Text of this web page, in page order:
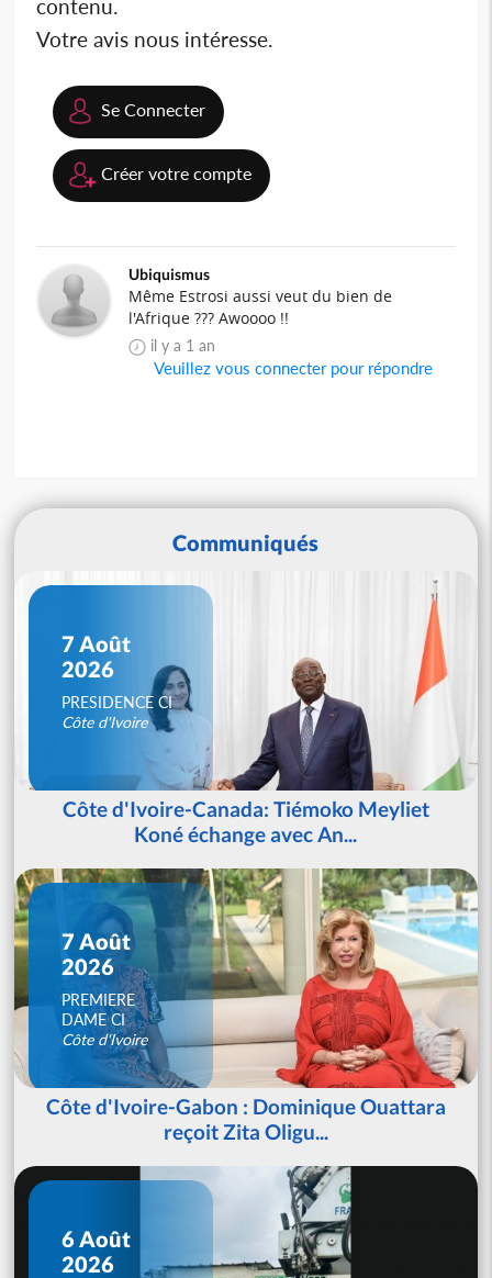
contenu.
Votre avis nous intéresse.
Se Connecter
Créer votre compte
Ubiquismus
Même Estrosi aussi veut du bien de
l'Afrique ??? Awoooo !!
il y a 1 an
Veuillez vous connecter pour répondre
Communiqués
7 Août
2026
PRESIDENCE CI
Côte d'Ivoire
Côte d'Ivoire-Canada: Tiémoko Meyliet
Koné échange avec An...
7 Août
2026
PREMIERE
DAME CI
Côte d'Ivoire
Côte d'Ivoire-Gabon : Dominique Ouattara
reçoit Zita Oligu...
6 Août
2026